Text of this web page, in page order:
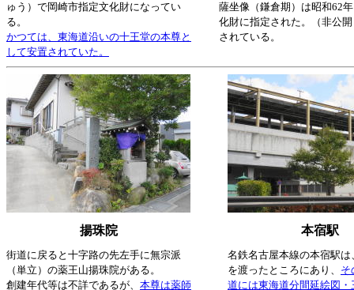
ゅう）で岡崎市指定文化財になってい
る。
かつては、東海道沿いの十王堂の本尊と
して安置されていた。
薩坐像（鎌倉期）は昭和62
化財に指定された。（非公
されている。
揚珠院 本宿駅
街道に戻ると十字路の先左手に無宗派
（単立）の薬王山揚珠院がある。
創建年代等は不詳であるが、 本尊は薬師
名鉄名古屋本線の本宿駅は
を渡ったところにあり、 そ
道には東海道分間延絵図・